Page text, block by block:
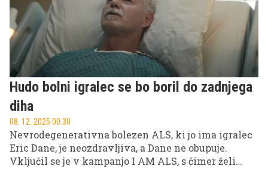
Hudo bolni igralec se bo boril do zadnjega
diha
08. 12. 2025 00.30
Nevrodegenerativna bolezen ALS, ki jo ima igralec
Eric Dane, je neozdravljiva, a Dane ne obupuje.
Vključil se je v kampanjo I AM ALS, s čimer želi